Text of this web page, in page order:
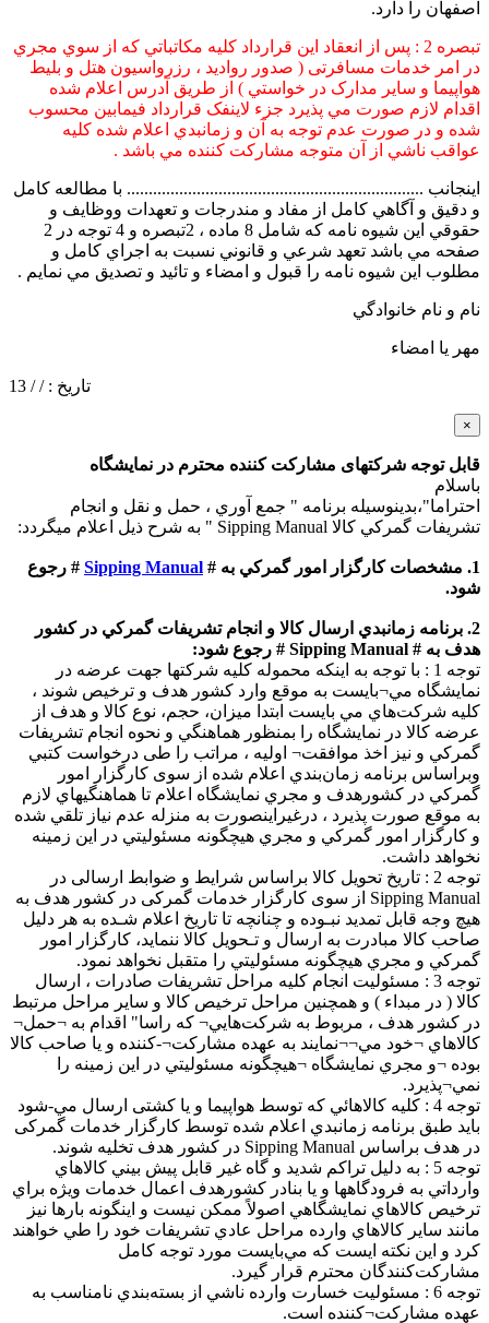
اصفهان را دارد.
تبصره 2 : پس از انعقاد اين قرارداد کليه مکاتباتي که از سوي مجري
در امر خدمات مسافرتی ( صدور رواديد ، رزرواسيون هتل و بليط
هواپيما و ساير مدارک در خواستي ) از طريق آدرس اعلام شده
اقدام لازم صورت مي پذيرد جزء لاينفک قرارداد فيمابين محسوب
شده و در صورت عدم توجه به آن و زمانبدي اعلام شده کليه
عواقب ناشي از آن متوجه مشارکت کننده مي باشد .
اينجانب .................................................................... با مطالعه كامل
و دقيق و آگاهي كامل از مفاد و مندرجات و تعهدات ووظايف و
حقوقي اين شيوه نامه كه شامل 8 ماده ، 2تبصره و 4 توجه در 2
صفحه مي باشد تعهد شرعي و قانوني نسبت به اجراي كامل و
مطلوب اين شيوه نامه را قبول و امضاء و تائيد و تصديق مي نمايم .
نام و نام خانوادگي
مهر يا امضاء
تاريخ : / / 13
×
قابل توجه شرکتهای مشاركت كننده محترم در نمایشگاه
باسلام
احتراما"،بدينوسيله برنامه " جمع آوري ، حمل و نقل و انجام
تشريفات گمركي كالا Sipping Manual " به شرح ذيل اعلام ميگردد:
1. مشخصات کارگزار امور گمرکي به # Sipping Manual # رجوع
شود.
2. برنامه زمانبدي ارسال كالا و انجام تشريفات گمرکي در کشور
هدف به # Sipping Manual # رجوع شود:
توجه 1 : با توجه به اينکه محموله کليه شرکتها جهت عرضه در
نمايشگاه مي¬بايست به موقع وارد کشور هدف و ترخيص شوند ،
کليه شركت‌هاي مي بايست ابتدا ميزان، حجم، نوع كالا و هدف از
عرضه كالا در نمايشگاه را بمنظور هماهنگي و نحوه انجام تشريفات
گمركي و نيز اخذ موافقت¬ اوليه ، مراتب را طی درخواست كتبي
وبراساس برنامه زمان‌بندي اعلام شده از سوی کارگزار امور
گمرکي در کشورهدف و مجري نمایشگاه اعلام تا هماهنگيهاي لازم
به موقع صورت پذيرد ، درغيراينصورت به منزله عدم نياز تلقي شده
و کارگزار امور گمرکي و مجري هيچگونه مسئوليتي در اين زمينه
نخواهد داشت.
توجه 2 : تاريخ تحويل كالا براساس شرایط و ضوابط ارسالی در
Sipping Manual از سوی کارگزار خدمات گمرکی در کشور هدف به
هيچ وجه قابل تمديد نبـوده و چنانچه تا تاريخ اعلام شـده به هر دليل
صاحب کالا مبادرت به ارسال و تـحويل كالا ننمايد، کارگزار امور
گمرکي و مجري هيچگونه مسئوليتي را متقبل نخواهد نمود.
توجه 3 : مسئوليت انجام کليه مراحل تشريفات صادرات ، ارسال
کالا ( در مبداء ) و همچنين مراحل ترخيص كالا و ساير مراحل مرتبط
در کشور هدف ، مربوط به شركت‌هايي¬ كه راسا" اقدام به ¬حمل¬
كالاهاي ¬خود مي¬¬نمايند به ‌عهده مشاركت¬-كننده و يا صاحب کالا
بوده ¬و مجري نمايشگاه ¬هيچگونه مسئوليتي در اين زمينه را
نمي¬پذيرد.
توجه 4 : كليه کالاهائي که توسط هواپيما و یا کشتی ارسال مي-شود
بايد طبق برنامه زمانبدي اعلام شده توسط کارگزار خدمات گمرکی
در هدف براساس Sipping Manual در کشور هدف تخليه شوند.
توجه 5 : به دليل تراكم شديد و گاه غير قابل پيش بيني كالاهاي
وارداتي به فرودگاهها و یا بنادر کشورهدف اعمال خدمات ويژه براي
ترخيص كالاهاي نمايشگاهي اصولاً ممكن نيست و اينگونه بارها نيز
مانند ساير كالاهاي وارده مراحل عادي تشريفات خود را طي خواهند
كرد و اين نكته ايست كه مي‌بايست مورد توجه كامل
مشاركت‌كنندگان محترم قرار گيرد.
توجه 6 : مسئوليت خسارت وارده ناشي از بسته‌بندي نامناسب به
عهده مشارکت‌¬کننده است.